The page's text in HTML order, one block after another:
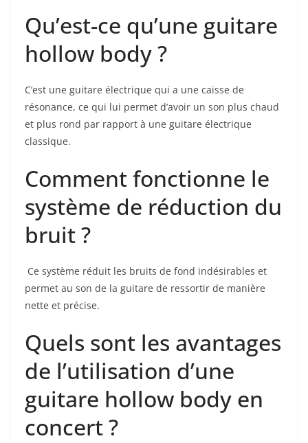
Qu’est-ce qu’une guitare ​
hollow‌ body ?
C’est une guitare électrique qui a une caisse de
résonance, ce qui lui permet d’avoir un son plus chaud
et plus rond par rapport à une guitare ⁢électrique
classique.
Comment fonctionne le
système de réduction du
⁢bruit ?
⁣ Ce système réduit les‌ bruits de fond indésirables et
permet au son⁢ de ⁤la guitare de ressortir de manière
nette et précise.
⁣⁤Quels sont les⁣ avantages
de l’utilisation d’une
guitare hollow body en
concert ?